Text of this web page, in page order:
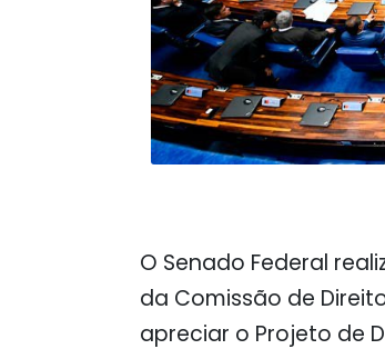
O Senado Federal
da Comissão de
apreciar o Projeto de